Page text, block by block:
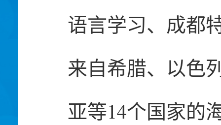
语言学习、成都
来自希腊、以色
亚等14个国家的